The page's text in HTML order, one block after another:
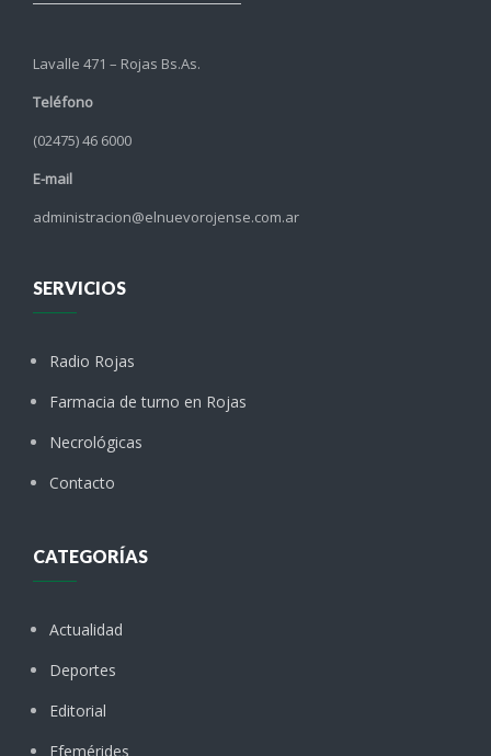
Lavalle 471 – Rojas Bs.As.
Teléfono
(02475) 46 6000
E-mail
administracion@elnuevorojense.com.ar
SERVICIOS
Radio Rojas
Farmacia de turno en Rojas
Necrológicas
Contacto
CATEGORÍAS
Actualidad
Deportes
Editorial
Efemérides